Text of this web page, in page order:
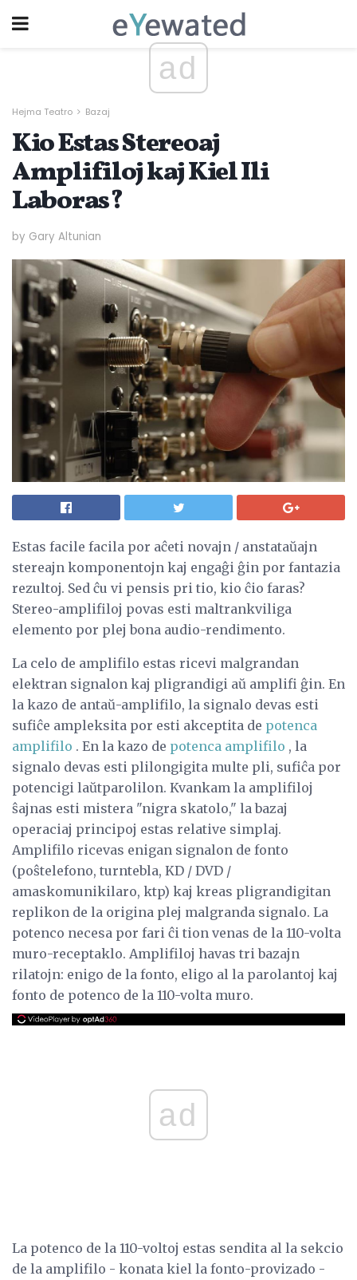
ad
Hejma Teatro Bazaj
Kio Estas Stereoaj
Amplifiloj kaj Kiel Ili
Laboras?
by Gary Altunian
Estas facile facila por aĉeti novajn / anstataŭajn
stereajn komponentojn kaj engaĝi ĝin por fantazia
rezultoj. Sed ĉu vi pensis pri tio, kio ĉio faras?
Stereo-amplifiloj povas esti maltrankviliga
elemento por plej bona audio-rendimento.
La celo de amplifilo estas ricevi malgrandan
elektran signalon kaj pligrandigi aŭ amplifi ĝin. En
la kazo de antaŭ-amplifilo, la signalo devas esti
sufiĉe ampleksita por esti akceptita de potenca
amplifilo . En la kazo de potenca amplifilo , la
signalo devas esti plilongigita multe pli, sufiĉa por
potencigi laŭtparolilon. Kvankam la amplifiloj
ŝajnas esti mistera "nigra skatolo," la bazaj
operaciaj principoj estas relative simplaj.
Amplifilo ricevas enigan signalon de fonto
(poŝtelefono, turntebla, KD / DVD /
amaskomunikilaro, ktp) kaj kreas pligrandigitan
replikon de la origina plej malgranda signalo. La
potenco necesa por fari ĉi tion venas de la 110-volta
muro-receptaklo. Amplifiloj havas tri bazajn
rilatojn: enigo de la fonto, eligo al la parolantoj kaj
fonto de potenco de la 110-volta muro.
ad
La potenco de la 110-voltoj estas sendita al la sekcio
de la amplifilo - konata kiel la fonto-provizado -